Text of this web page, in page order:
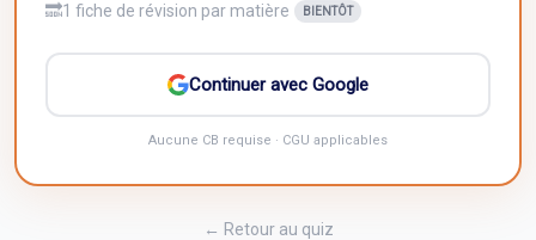
🔜1 fiche de révision par matière BIENTÔT
Continuer avec Google
Aucune CB requise · CGU applicables
← Retour au quiz